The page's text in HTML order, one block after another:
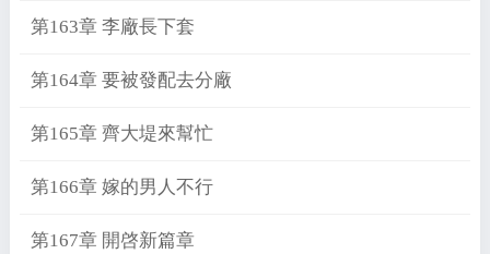
第163章 李廠長下套
第164章 要被發配去分廠
第165章 齊大堤來幫忙
第166章 嫁的男人不行
第167章 開啓新篇章